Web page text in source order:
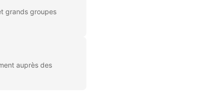
grands groupes
auprès des